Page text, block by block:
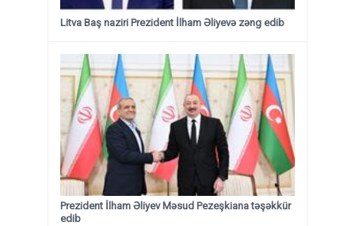
Litva Baş naziri Prezident İlham Əliyevə zəng edib
Prezident İlham Əliyev Məsud Pezeşkiana təşəkkür
edib